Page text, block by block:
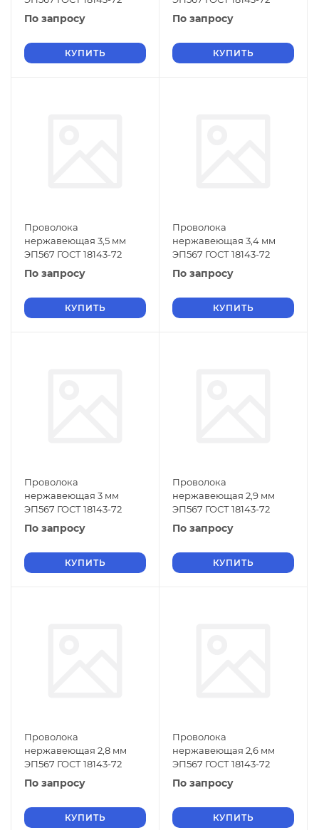
По запросу
КУПИТЬ
По запросу
КУПИТЬ
Проволока
нержавеющая 3,5 мм
ЭП567 ГОСТ 18143-72
По запросу
КУПИТЬ
Проволока
нержавеющая 3,4 мм
ЭП567 ГОСТ 18143-72
По запросу
КУПИТЬ
Проволока
нержавеющая 3 мм
ЭП567 ГОСТ 18143-72
По запросу
КУПИТЬ
Проволока
нержавеющая 2,9 мм
ЭП567 ГОСТ 18143-72
По запросу
КУПИТЬ
Проволока
нержавеющая 2,8 мм
ЭП567 ГОСТ 18143-72
По запросу
КУПИТЬ
Проволока
нержавеющая 2,6 мм
ЭП567 ГОСТ 18143-72
По запросу
КУПИТЬ